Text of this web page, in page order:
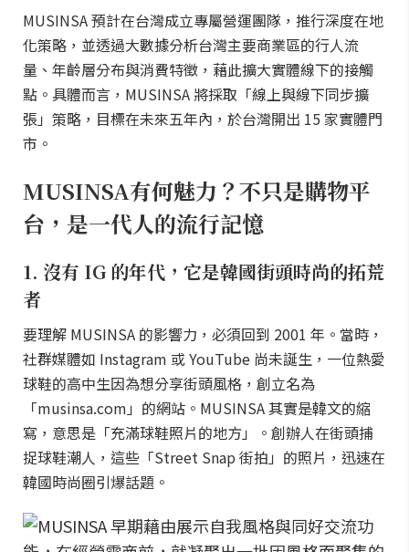
MUSINSA 預計在台灣成立專屬營運團隊，推行深度在地
化策略，並透過大數據分析台灣主要商業區的行人流
量、年齡層分布與消費特徵，藉此擴大實體線下的接觸
點。具體而言，MUSINSA 將採取「線上與線下同步擴
張」策略，目標在未來五年內，於台灣開出 15 家實體門
市。
MUSINSA有何魅力？不只是購物平
台，是一代人的流行記憶
1. 沒有 IG 的年代，它是韓國街頭時尚的拓荒
者
要理解 MUSINSA 的影響力，必須回到 2001 年。當時，
社群媒體如 Instagram 或 YouTube 尚未誕生，一位熱愛
球鞋的高中生因為想分享街頭風格，創立名為
「musinsa.com」的網站。MUSINSA 其實是韓文的縮
寫，意思是「充滿球鞋照片的地方」。創辦人在街頭捕
捉球鞋潮人，這些「Street Snap 街拍」的照片，迅速在
韓國時尚圈引爆話題。